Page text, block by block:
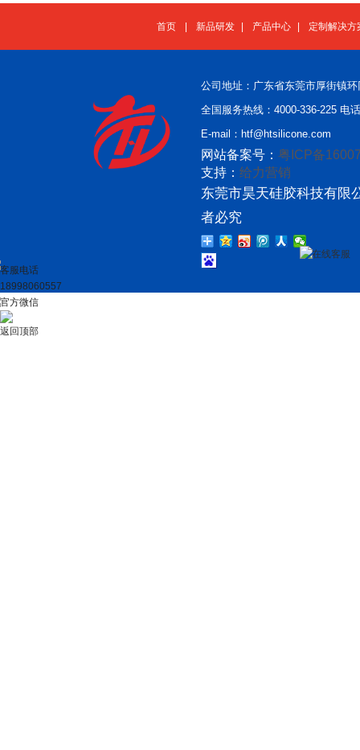
首页 新品研发 产品中心 定制解决方
公司地址：广东省东莞市厚街镇
全国服务热线：4000-336-225 电
E-mail：htf@htsilicone.com
网站备案号： 粤ICP备
支持： 给力营销
东莞市昊天硅胶科技有限
者必究
在线客服
客服电话
18998060557
官方微信
返回顶部